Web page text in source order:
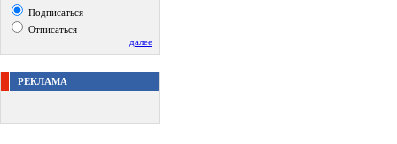
Подписаться
Отписаться
далее
РЕКЛАМА